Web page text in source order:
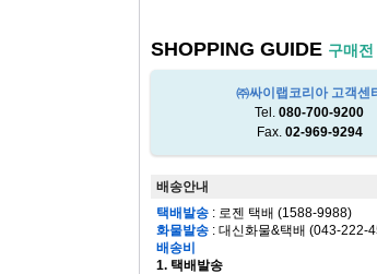
SHOPPING GUIDE 구매
㈜싸이랩코리아 고객센
Tel. 080-700-9200
Fax. 02-969-9294
배송안내
택배발송 : 로젠 택배 (1588-9988)
화물발송 : 대신화물&택배 (043-222-
배송비
1. 택배발송